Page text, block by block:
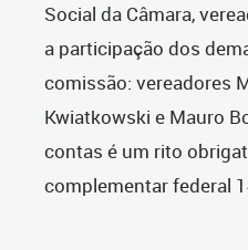
Social da Câmara,
a participação dos
comissão: vereadores
Kwiatkowski e Mauro
contas é um rito
complementar federal